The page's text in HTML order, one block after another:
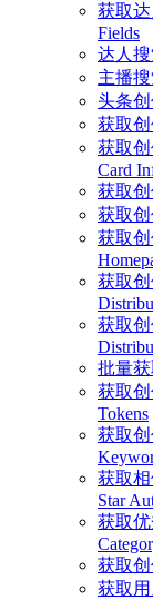
获取达
Fields
达人搜
主播搜
头条创
获取创
获取创
Card
获取创
获取创
获取
获取创
获取创
批量
获取创
Tokens
获取创
获取相
Star
获取优
获取创
获取用